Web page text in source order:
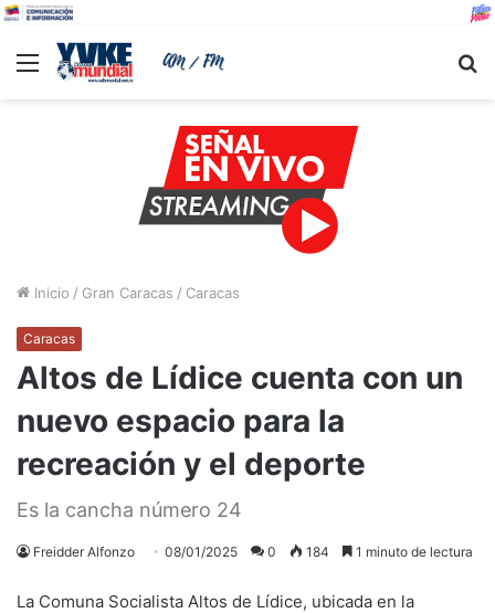
Menu
Inicio / Gran Caracas / Caracas
Caracas
Altos de Lídice cuenta con un
nuevo espacio para la
recreación y el deporte
Es la cancha número 24
Freidder Alfonzo 08/01/2025 0 184 1 minuto de lectura
La Comuna Socialista Altos de Lídice, ubicada en la